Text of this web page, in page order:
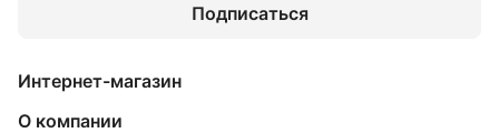
Подписаться
Интернет-магазин
О компании